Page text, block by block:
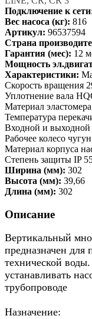
Подключение к
Вес насоса (кг): 816
Артикул: 96537594
Страна
Гарантия (мес): 12
Мощность
Характеристики:
Скорость вращения
Уплотнение вала
Материал
Температура
Входной и
Рабочее колесо чугун
Материал корпуса
Степень защиты IP
Ширина (мм): 302
Высота (мм): 39,66
Длина (мм): 302
Описание
Вертикальный
предназначен для
технической
устанавливать
трубопроводе
Назначение: